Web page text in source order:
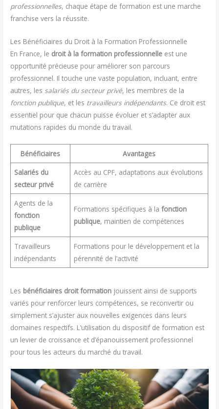
professionnelles, chaque étape de formation est une marche
franchise vers la réussite.
Les Bénéficiaires du Droit à la Formation Professionnelle
En France, le droit à la formation professionnelle est une
opportunité précieuse pour améliorer son parcours
professionnel. Il touche une vaste population, incluant, entre
autres, les salariés du secteur privé, les membres de la
fonction publique, et les travailleurs indépendants. Ce droit est
essentiel pour que chacun puisse évoluer et s’adapter aux
mutations rapides du monde du travail.
Bénéficiaires
Avantages
Salariés du
secteur privé
Accès au CPF, adaptations aux évolutions
de carrière
Agents de la
fonction
publique
Formations spécifiques à la fonction
publique, maintien de compétences
Travailleurs
indépendants
Formations pour le développement et la
pérennité de l’activité
Les bénéficiaires droit formation jouissent ainsi de supports
variés pour renforcer leurs compétences, se reconvertir ou
simplement s’ajuster aux nouvelles exigences dans leurs
domaines respectifs. L’utilisation du dispositif de formation est
un levier de croissance et d’épanouissement professionnel
pour tous les acteurs du marché du travail.